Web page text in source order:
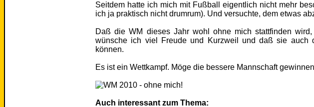
Seitdem hatte ich mich mit Fußball eigentlich nicht mehr
ich ja praktisch nicht drumrum). Und versuchte, dem etwas
Daß die WM dieses Jahr wohl ohne mich stattfinden
wünsche ich viel Freude und Kurzweil und daß sie auch
können.
Es ist ein Wettkampf. Möge die bessere Mannschaft
Auch interessant zum Thema: